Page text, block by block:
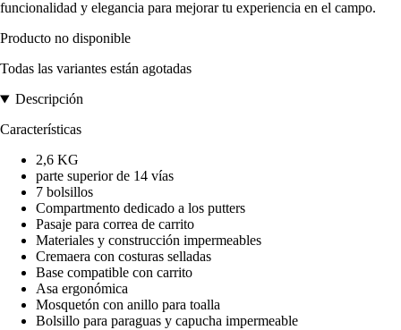
funcionalidad y elegancia para mejorar tu experiencia en el campo.
Producto no disponible
Todas las variantes están agotadas
Descripción
Características
2,6 KG
parte superior de 14 vías
7 bolsillos
Compartmento dedicado a los putters
Pasaje para correa de carrito
Materiales y construcción impermeables
Cremaera con costuras selladas
Base compatible con carrito
Asa ergonómica
Mosquetón con anillo para toalla
Bolsillo para paraguas y capucha impermeable